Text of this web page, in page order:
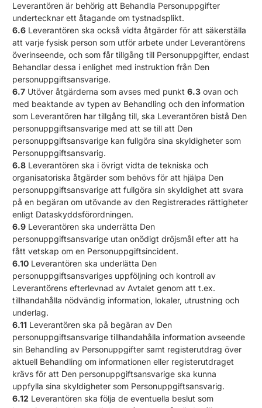
Leverantören är behörig att Behandla Personuppgifter
undertecknar ett åtagande om tystnadsplikt.
6.6 Leverantören ska också vidta åtgärder för att säkerställa
att varje fysisk person som utför arbete under Leverantörens
överinseende, och som får tillgång till Personuppgifter, endast
Behandlar dessa i enlighet med instruktion från Den
personuppgiftsansvarige.
6.7 Utöver åtgärderna som avses med punkt6.3 ovan och
med beaktande av typen av Behandling och den information
som Leverantören har tillgång till, ska Leverantören bistå Den
personuppgiftsansvarige med att se till att Den
personuppgiftsansvarige kan fullgöra sina skyldigheter som
Personuppgiftsansvarig.
6.8 Leverantören ska i övrigt vidta de tekniska och
organisatoriska åtgärder som behövs för att hjälpa Den
personuppgiftsansvarige att fullgöra sin skyldighet att svara
på en begäran om utövande av den Registrerades rättigheter
enligt Dataskyddsförordningen.
6.9 Leverantören ska underrätta Den
personuppgiftsansvarige utan onödigt dröjsmål efter att ha
fått vetskap om en Personuppgiftsincident.
6.10 Leverantören ska underlätta Den
personuppgiftsansvariges uppföljning och kontroll av
Leverantörens efterlevnad av Avtalet genom att t.ex.
tillhandahålla nödvändig information, lokaler, utrustning och
underlag.
6.11 Leverantören ska på begäran av Den
personuppgiftsansvarige tillhandahålla information avseende
sin Behandling av Personuppgifter samt registerutdrag över
aktuell Behandling om informationen eller registerutdraget
krävs för att Den personuppgiftsansvarige ska kunna
uppfylla sina skyldigheter som Personuppgiftsansvarig.
6.12 Leverantören ska följa de eventuella beslut som